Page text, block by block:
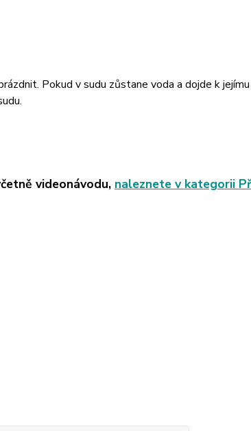
Pokud v sudu zůstane voda a dojde k
videonávodu, naleznete v kategorii